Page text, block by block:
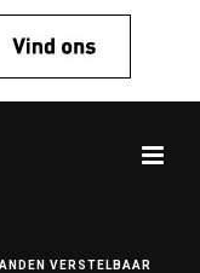
VERSTELBAAR